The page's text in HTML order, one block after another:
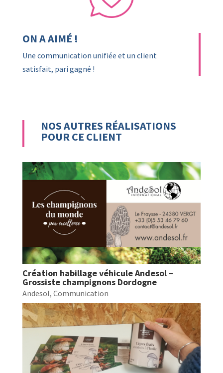
ON A AIMÉ !
Une communication unifiée et un client
satisfait, pari gagné !
NOS AUTRES RÉALISATIONS
POUR CE CLIENT
Création habillage véhicule Andesol –
Grossiste champignons Dordogne
Andesol, Communication